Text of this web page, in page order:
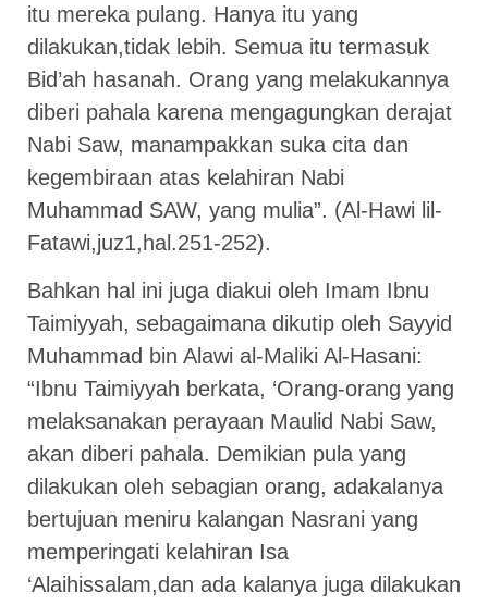
itu mereka pulang. Hanya itu yang
dilakukan,tidak lebih. Semua itu termasuk
Bid’ah hasanah. Orang yang melakukannya
diberi pahala karena mengagungkan derajat
Nabi Saw, manampakkan suka cita dan
kegembiraan atas kelahiran Nabi
Muhammad SAW, yang mulia”. (Al-Hawi lil-
Fatawi,juz1,hal.251-252).
Bahkan hal ini juga diakui oleh Imam Ibnu
Taimiyyah, sebagaimana dikutip oleh Sayyid
Muhammad bin Alawi al-Maliki Al-Hasani:
“Ibnu Taimiyyah berkata, ‘Orang-orang yang
melaksanakan perayaan Maulid Nabi Saw,
akan diberi pahala. Demikian pula yang
dilakukan oleh sebagian orang, adakalanya
bertujuan meniru kalangan Nasrani yang
memperingati kelahiran Isa
‘Alaihissalam,dan ada kalanya juga dilakukan